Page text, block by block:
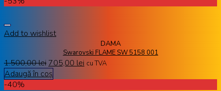
Add to wishlist
DAMA
Swarovski FLAME SW 5158 001
1.500,00lei705,00 lei cu TVA
Adaugă în coș
-40%